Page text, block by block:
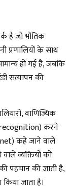
है जो भौतिक
प्रणालियों के साथ
हो गई है, जबकि
सत्यापन की
वाणिज्यिक
recognition) करने
कहे जाने वाले
व्यक्तियों को
पहचान की जाती है,
जाता है।